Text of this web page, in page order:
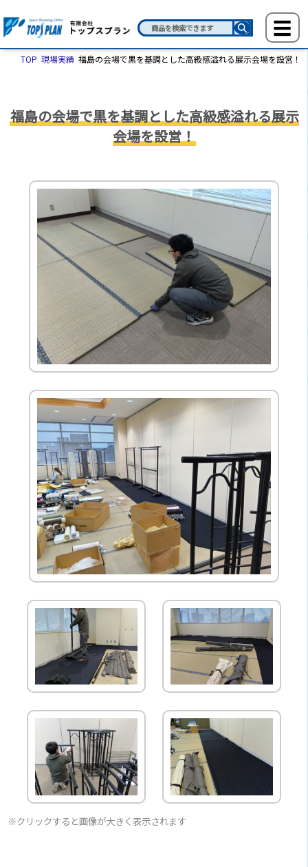
TOP 現場実績 福島の会場で黒を基調とした高級感溢れる展示会場を設営！
福島の会場で黒を基調とした高級感溢れる展示
会場を設営！
※クリックすると画像が大きく表示されます